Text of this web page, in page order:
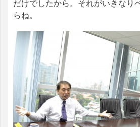
だけでしたから。それがいきなり
らね。